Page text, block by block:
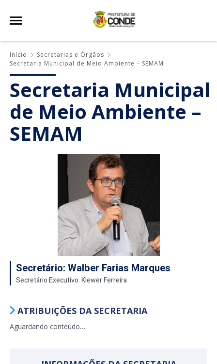
Início
Secretarias e Órgãos
Secretaria Municipal de Meio Ambiente – SEMAM
Secretaria Municipal
de Meio Ambiente –
SEMAM
Secretário: Walber Farias Marques
Secretário Executivo: Klewer Ferreira
ATRIBUIÇÕES DA SECRETARIA
Aguardando conteúdo…